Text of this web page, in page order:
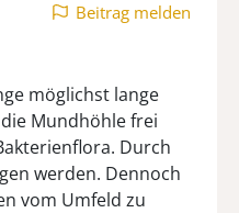
Beitrag melden
möglichst lange
Mundhöhle frei
Durch
werden. Dennoch
vom Umfeld zu